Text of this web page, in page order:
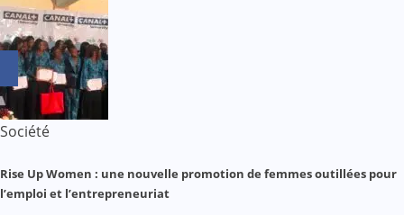
Société
Rise Up Women : une nouvelle promotion de femmes outillées pour
l’emploi et l’entrepreneuriat